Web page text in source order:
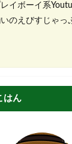
イボーイ系
のえびすじゃっ
はん